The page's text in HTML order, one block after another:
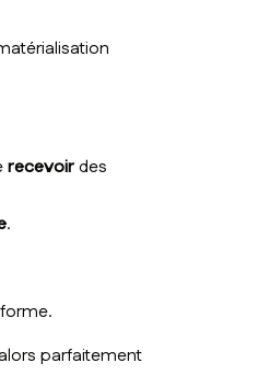
recevoirdes
.
parfaitement